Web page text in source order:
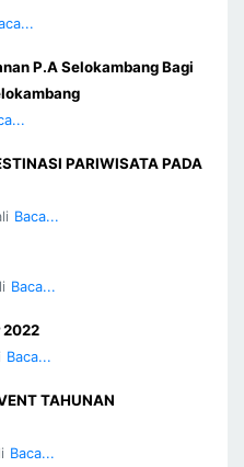
P.A Selokambang Bagi
PARIWISATA PADA
Baca...
Baca...
2022
Baca...
TAHUNAN
Baca...